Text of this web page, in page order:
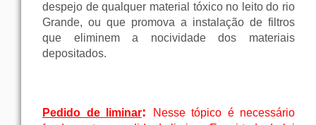
despejo de qualquer material tóxico no leito do rio
Grande, ou que promova a instalação de filtros
que eliminem a nocividade dos materiais
depositados.
Pedido de liminar:
Nesse tópico é necessário